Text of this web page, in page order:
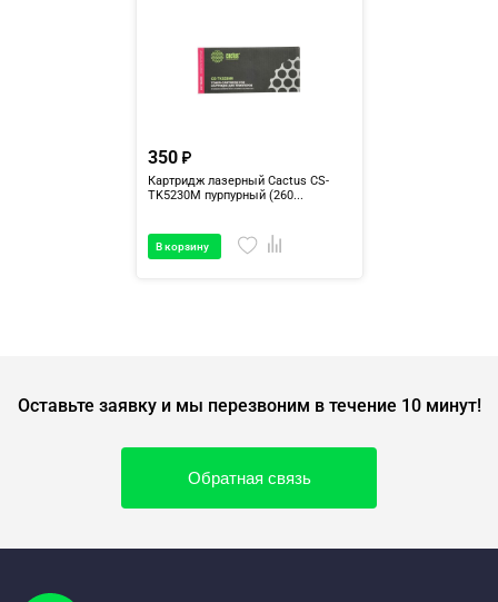
350
Картридж лазерный Cactus CS-
TK5230M пурпурный (260...
В корзину
Оставьте заявку и мы перезвоним в течение 10 минут!
Обратная связь